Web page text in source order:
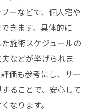
ーなどで、個人宅や
きます。具体的に
施術スケジュールの
などが挙げられま
価も参考にし、サー
ることで、安心して
なります。